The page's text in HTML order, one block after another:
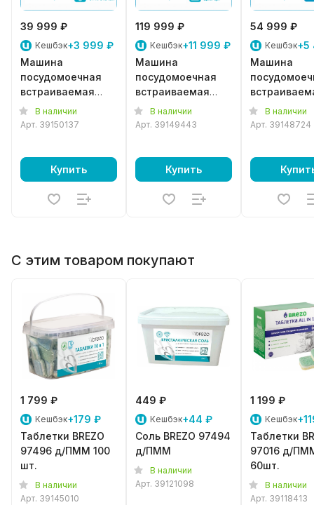
39 999 ₽
Кешбэк+3 999 ₽
Машина
посудомоечная
встраиваемая
Whirlpool W2I
HD526A
В наличии
Арт. 39150137
Купить
119 999 ₽
Кешбэк+11 999 ₽
Машина
посудомоечная
встраиваемая
Siemens SN
65EX12CE
В наличии
Арт. 39149443
Купить
54 999 ₽
Кешбэк+5
Машина
Siemens SN
615X03EE
В наличии
Арт. 39148724
С этим товаром покупают
1 799 ₽
Кешбэк+179 ₽
Таблетки BREZO
97496 д/ПММ 100
шт.
В наличии
Арт. 39145010
449 ₽
Кешбэк+44 ₽
Соль BREZO 97494
д/ПММ
В наличии
Арт. 39121098
1 199 ₽
Кешбэк
Таблетки
97016 д/
60шт.
В наличии
Арт. 39118413